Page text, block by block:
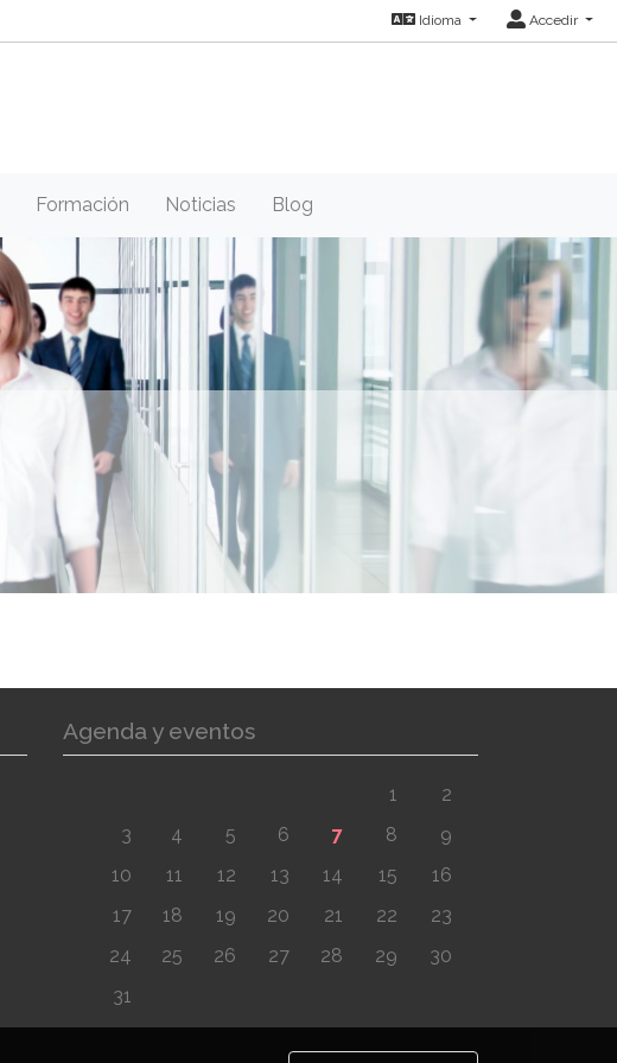
Idioma Accedir
Formación Noticias Blog
Agenda y eventos
1
2
3
4 5 6 7 8
9
10
11 12 13 14 15
16
17
18 19 20 21 22
23
24
25 26 27 28 29
30
31